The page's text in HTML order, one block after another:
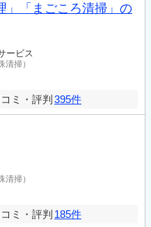
」「まごころ清掃」の
ービス
清掃）
ミ・評判 395件
清掃）
ミ・評判 185件